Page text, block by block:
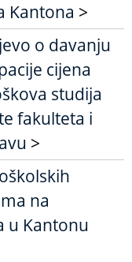
Kantona >
o davanju
cijena
studija
fakulteta i
>
na
u Kantonu